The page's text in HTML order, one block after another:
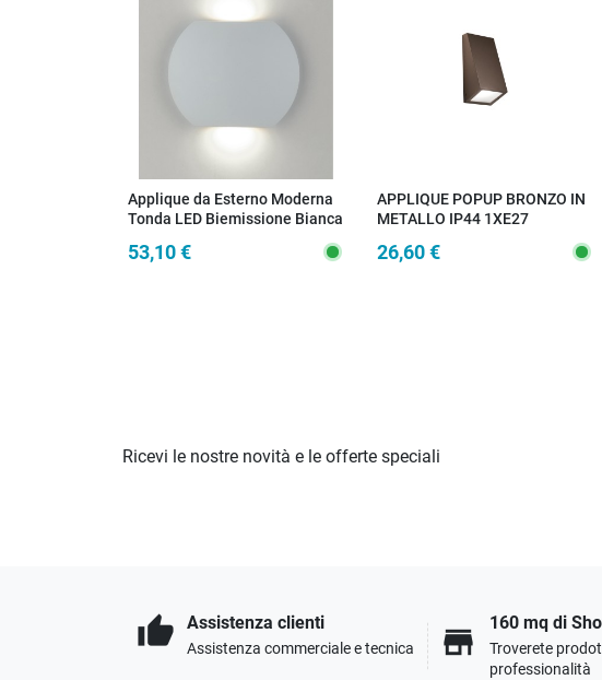
Applique da Esterno Moderna
Tonda LED Biemissione Bianca
53,10 €
APPLIQUE POPUP BRONZO IN
METALLO IP44 1XE27
26,60 €
Ricevi le nostre novità e le offerte speciali
thumb_up Assistenza clienti
Assistenza commerciale e tecnica store
160 mq di
Troverete
professionalità